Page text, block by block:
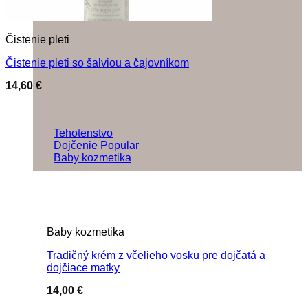
Tehotenstvo
Dojčenie
Baby kozmetika
Baby kozmetika
Tradičný krém z včelieho vosku pre dojčatá a
dojčiace matky
14,00 €
Čistenie pleti
Čistenie pleti so šalviou a čajovníkom
14,60 €